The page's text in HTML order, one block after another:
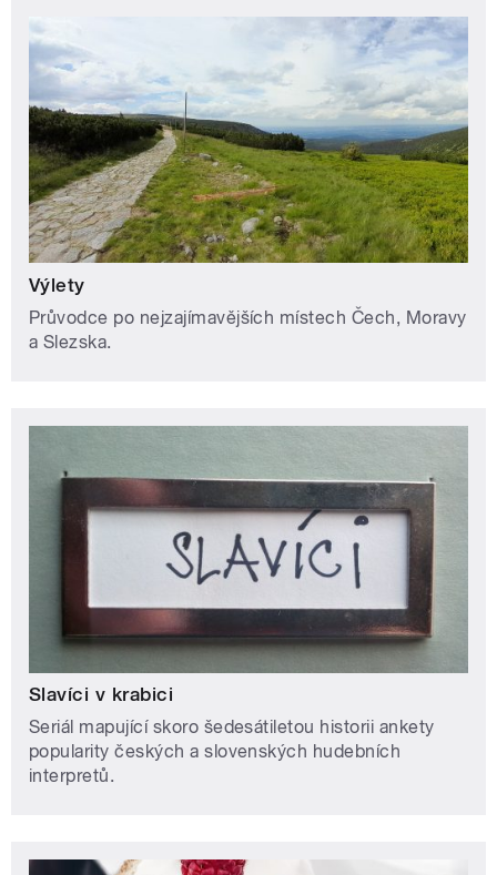
Výlety
Průvodce po nejzajímavějších místech Čech, Moravy
a Slezska.
Slavíci v krabici
Seriál mapující skoro šedesátiletou historii ankety
popularity českých a slovenských hudebních
interpretů.